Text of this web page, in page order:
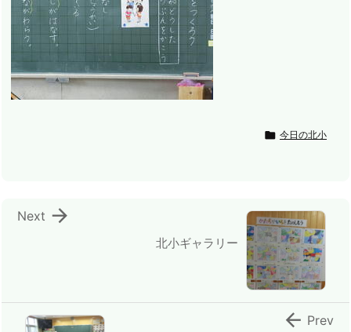
 今日の北小
北小ギャラリー

Next
 Prev